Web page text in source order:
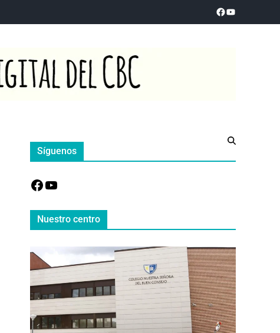
Síguenos
Nuestro centro